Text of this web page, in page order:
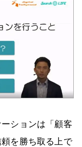
ションは「顧客
を勝ち取る上で